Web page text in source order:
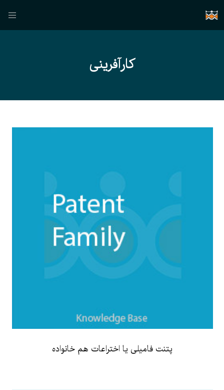
کارآفرینی
پتنت فامیلی یا اختراعات هم خانواده